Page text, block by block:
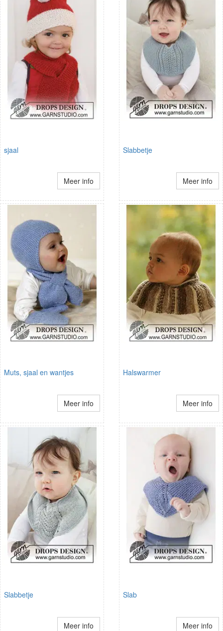
sjaal
Meer info
Slabbetje
Meer info
Muts, sjaal en wantjes
Meer info
Halswarmer
Meer info
Slabbetje
Meer info
Slab
Meer info